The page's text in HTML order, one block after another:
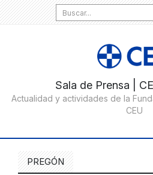
Search
for:
PREGÓN